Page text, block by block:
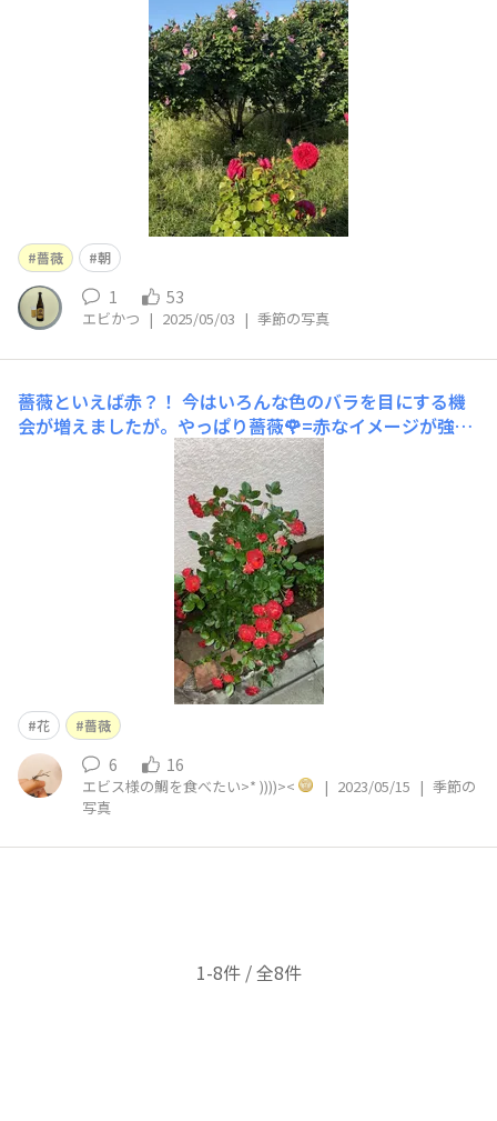
薔薇 朝
1 53
エビかつ | 2025/05/03 | 季節の写真
薔薇といえば赤？！ 今はいろんな色のバラを目にする機
会が増えましたが。やっぱり薔薇🌹=赤なイメージが強い
私です。艶やかな緑の葉っぱとのコントラストが素敵で
す。葉が虫食い…どんだけ美味いんだろ？笑
花 薔薇
6 16
エビス様の鯛を食べたい>* ))))>< | 2023/05/15 | 季節の
写真
1-8件 / 全8件